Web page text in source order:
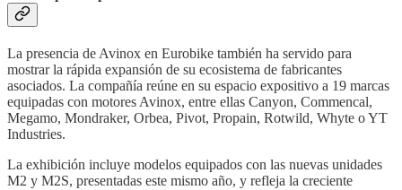
La presencia de Avinox en Eurobike también ha servido para
mostrar la rápida expansión de su ecosistema de fabricantes
asociados. La compañía reúne en su espacio expositivo a 19 marcas
equipadas con motores Avinox, entre ellas Canyon, Commencal,
Megamo, Mondraker, Orbea, Pivot, Propain, Rotwild, Whyte o YT
Industries.
La exhibición incluye modelos equipados con las nuevas unidades
M2 y M2S, presentadas este mismo año, y refleja la creciente